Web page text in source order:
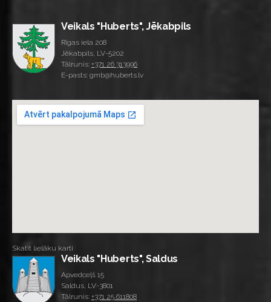
Veikals "Huberts", Jēkabpils
Rīgas iela 208
Jēkabpils, LV-5202
Tālrunis: +371 26 313996
E-pasts: gmb@huberts.lv
Skatīt lielāku karti
Veikals "Huberts", Saldus
Apvedceļš 15
Saldus, LV-3801
Tālrunis: +371 25 611808